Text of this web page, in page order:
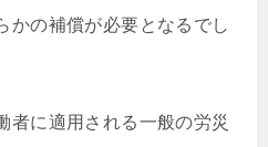
かの補償が必要となるでし
に適用される一般の労災